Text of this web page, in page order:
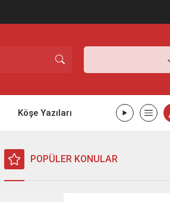
Köşe Yazıları
POPÜLER KONULAR